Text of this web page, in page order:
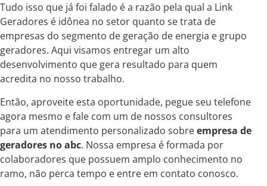
Tudo isso que já foi falado é a razão pela qual a Link
Geradores é idônea no setor quanto se trata de
empresas do segmento de geração de energia e grupo
geradores. Aqui visamos entregar um alto
desenvolvimento que gera resultado para quem
acredita no nosso trabalho.
Então, aproveite esta oportunidade, pegue seu telefone
agora mesmo e fale com um de nossos consultores
para um atendimento personalizado sobreempresa de
geradores no abc. Nossa empresa é formada por
colaboradores que possuem amplo conhecimento no
ramo, não perca tempo e entre em contato conosco.